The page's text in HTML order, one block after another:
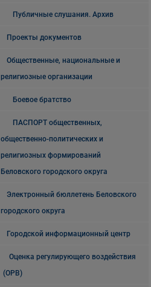
Публичные слушания. Архив
Проекты документов
Общественные, национальные и
религиозные организации
Боевое братство
ПАСПОРТ общественных,
общественно-политических и
религиозных формирований
Беловского городского округа
Электронный бюллетень Беловского
городского округа
Городской информационный центр
Оценка регулирующего воздействия
(ОРВ)